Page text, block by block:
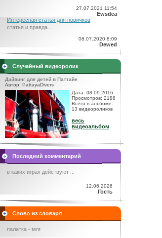
27.07.2021 11:54
Ewsdea
Интересная статья для новичков
статья и правда...
08.07.2020 8:09
Dewed
Случайный видеоролик
Дайвинг для детей в Паттайе
Автор: PattayaDivers
Дата: 08.09.2016
Просмотров: 2188
Всего в альбоме:
13 видеороликов
весь
видеоальбом
Последний комментарий
в каких играх действуют ...
12.06.2026
Гость
Слово из словаря
палатка - tent